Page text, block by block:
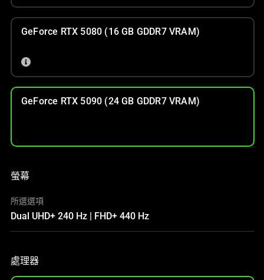
GeForce RTX 5080 (16 GB GDDR7 VRAM)
GeForce RTX 5090 (24 GB GDDR7 VRAM)
螢幕
所選選項
Dual UHD+ 240 Hz | FHD+ 440 Hz
處理器